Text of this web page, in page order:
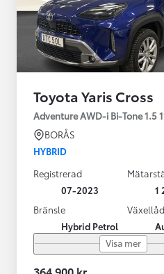
Från 360 900 kr
Från 3 548 kr/mån
Easy Billån
Toyota GR Supra
BENSIN
Toyota Yaris Cross
Adventure AWD-i Bi-Tone 1.5
BORÅS
HYBRID
Registrerad
07-2023
1
Bränsle
Hybrid Petrol
Visa mer